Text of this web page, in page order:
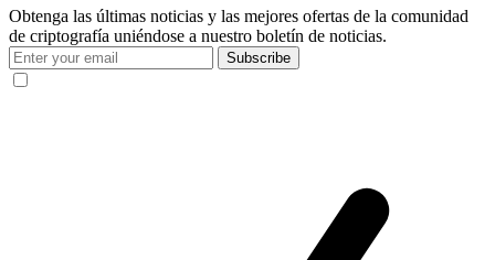
Obtenga las últimas noticias y las mejores ofertas de la comunidad
de criptografía uniéndose a nuestro boletín de noticias.
Subscribe